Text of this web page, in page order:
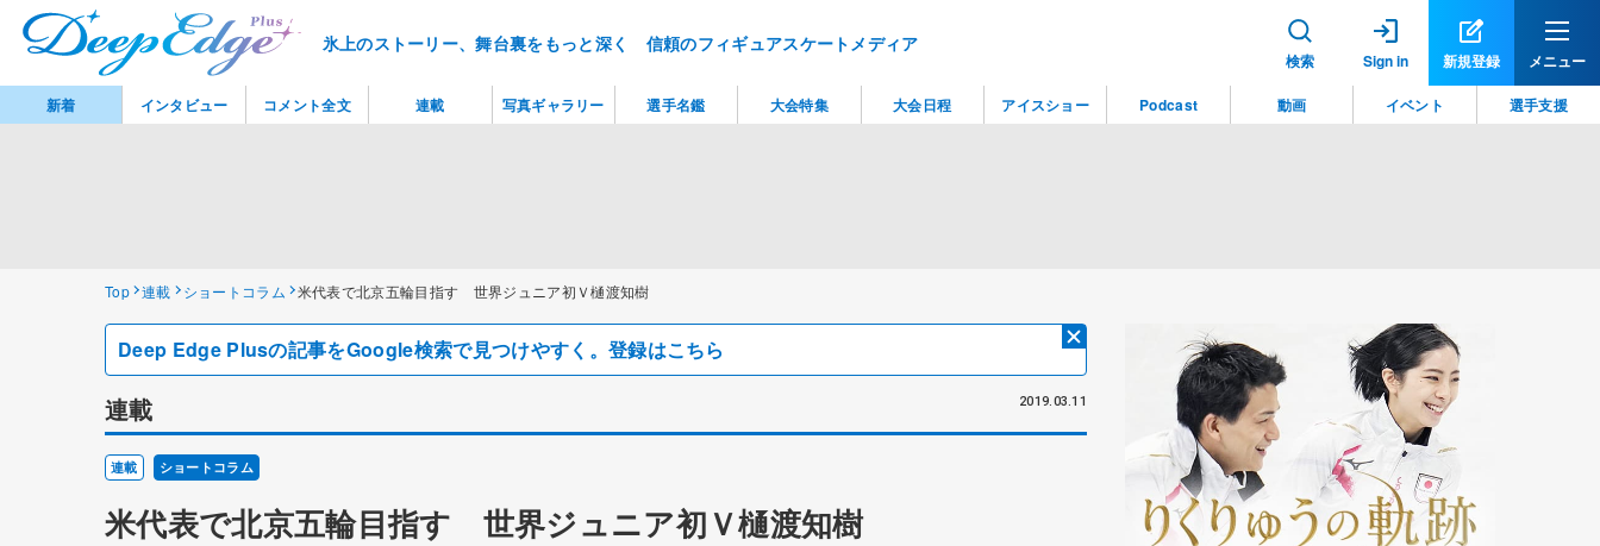
氷上のストーリー、舞台裏をもっと深く 信頼のフィギュアスケートメディア
検索 Sign in 新規登録 メニュー
Top 連載 ショートコラム 米代表で北京五輪目指す 世界ジュニア初Ｖ樋渡知樹
Deep Edge Plusの記事をGoogle検索で見つけやすく。登録はこちら
連載 2019.03.11
連載 ショートコラム
米代表で北京五輪目指す 世界ジュニア初Ｖ樋渡知樹
新着 インタビュー コメント全文 連載 写真ギャラリー 選手名鑑 大会特集 大会日程 アイスショー Podcast 動画 イベント 選手支援